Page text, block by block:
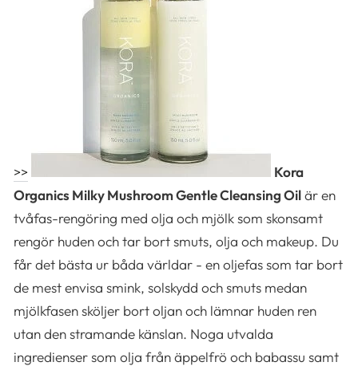
>>
Kora
Organics Milky Mushroom Gentle Cleansing Oilär en
tvåfas-rengöring med olja och mjölk som skonsamt
rengör huden och tar bort smuts, olja och makeup. Du
får det bästa ur båda världar - en oljefas som tar bort
de mest envisa smink, solskydd och smuts medan
mjölkfasen sköljer bort oljan och lämnar huden ren
utan den stramande känslan. Noga utvalda
ingredienser som olja från äppelfrö och babassu samt